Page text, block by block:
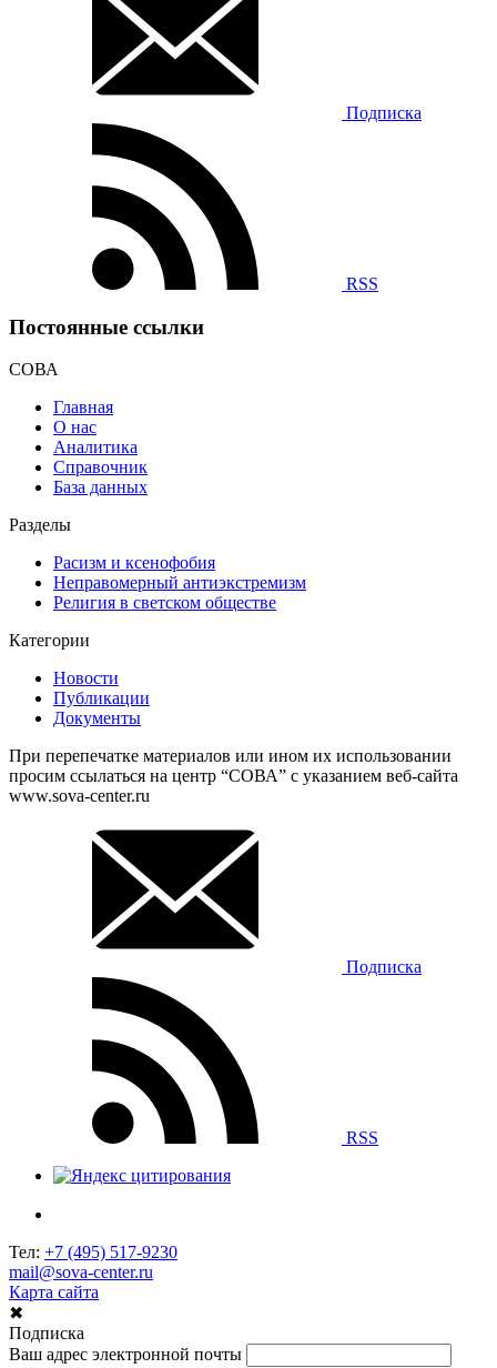
Подписка
RSS
Постоянные ссылки
СОВА
Главная
О нас
Аналитика
Справочник
База данных
Разделы
Расизм и ксенофобия
Неправомерный антиэкстремизм
Религия в светском обществе
Категории
Новости
Публикации
Документы
При перепечатке материалов или ином их использовании
просим ссылаться на центр “СОВА” с указанием веб-сайта
www.sova-center.ru
Подписка
RSS
Тел: +7 (495) 517-9230
mail@sova-center.ru
Карта сайта
✖
Подписка
Ваш адрес электронной почты